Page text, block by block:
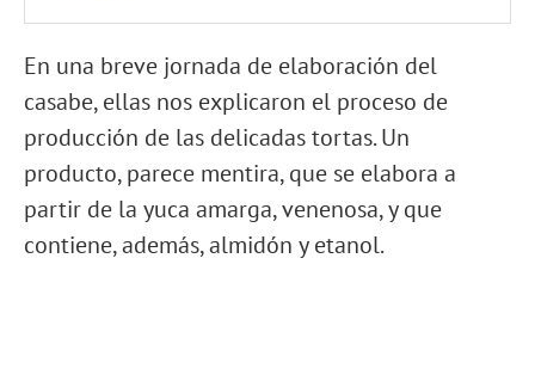
En una breve jornada de elaboración del
casabe, ellas nos explicaron el proceso de
producción de las delicadas tortas. Un
producto, parece mentira, que se elabora a
partir de la yuca amarga, venenosa, y que
contiene, además, almidón y etanol.